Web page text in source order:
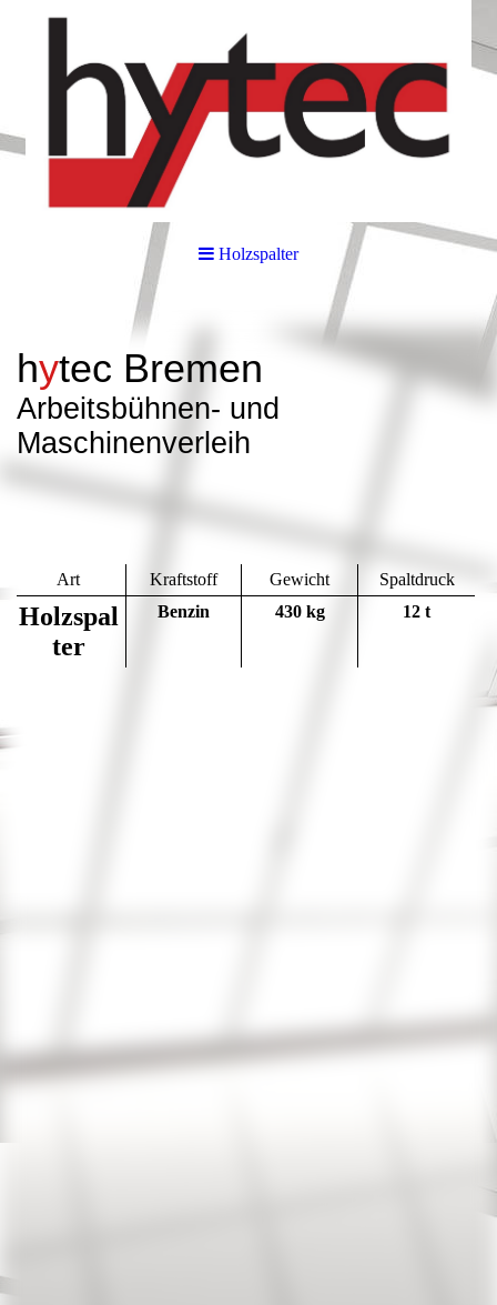
Holzspalter
hytec Bremen
Arbeitsbühnen- und
Maschinenverleih
Art Kraftstoff Gewicht Spaltdruck
Holzspal
ter
Benzin 430 kg 12 t